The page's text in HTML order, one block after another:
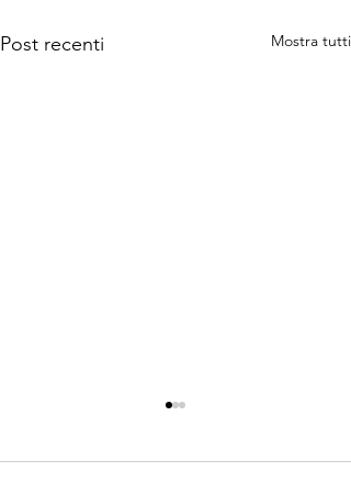
Post recenti Mostra tutti